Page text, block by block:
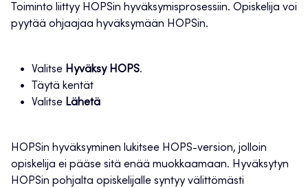
Toiminto liittyy HOPSin hyväksymisprosessiin. Opiskelija voi
pyytää ohjaajaa hyväksymään HOPSin.
Valitse Hyväksy HOPS.
Täytä kentät
Valitse Lähetä
HOPSin hyväksyminen lukitsee HOPS-version, jolloin
opiskelija ei pääse sitä enää muokkaamaan. Hyväksytyn
HOPSin pohjalta opiskelijalle syntyy välittömästi